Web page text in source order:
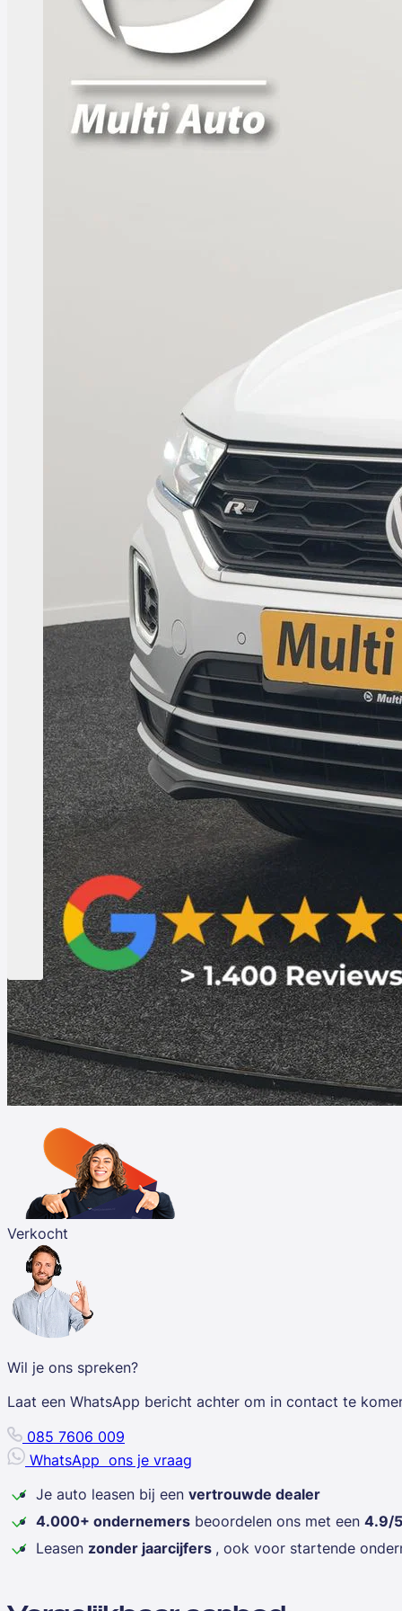
Verkocht
Wil je ons spreken?
Laat een WhatsApp bericht achter om in contact te
085 7606 009
WhatsApp ons je vraag
Je auto leasen bij een vertrouwde dealer
4.000+ ondernemers beoordelen ons met een 4.9/5
Leasen zonder jaarcijfers , ook voor startende